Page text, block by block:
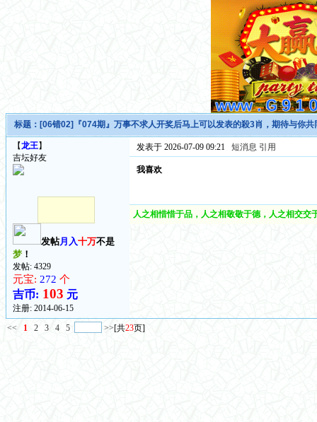
标题： [06错02]『074期』万事不求人开奖后马上可以发表的殺3肖，期待与你共
【龙王】
吉坛好友
发帖月入十万不是
梦！
发帖: 4329
元宝: 272 个
吉币: 103 元
注册: 2014-06-15
发表于 2026-07-09 09:21 短消息 引用
我喜欢
人之相惜惜于品，人之相敬敬于德，人之相交
<< 1 2 3 4 5 >>[共23页]